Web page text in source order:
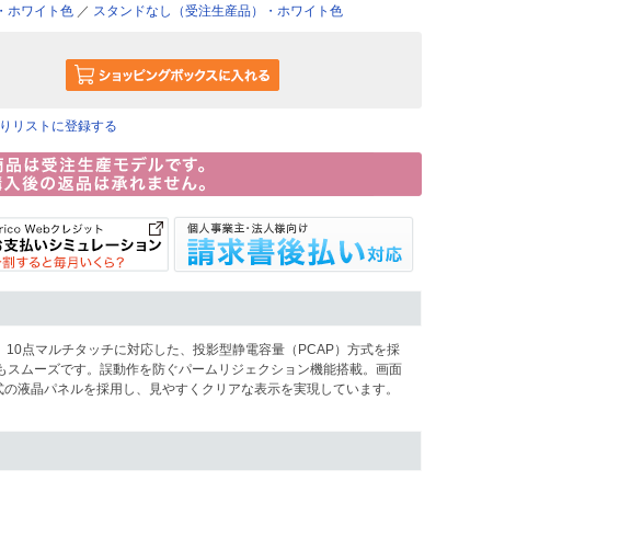
ホワイト色／ スタンドなし（受注生産品）・ホワイト色
リストに登録する
点マルチタッチに対応した、投影型静電容量（PCAP）方式を採
ムーズです。誤動作を防ぐパームリジェクション機能搭載。画面
液晶パネルを採用し、見やすくクリアな表示を実現しています。